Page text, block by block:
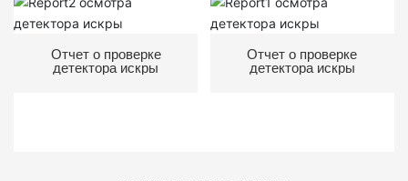
Отчет о проверке
детектора искры
Отчет о проверке
детектора искры